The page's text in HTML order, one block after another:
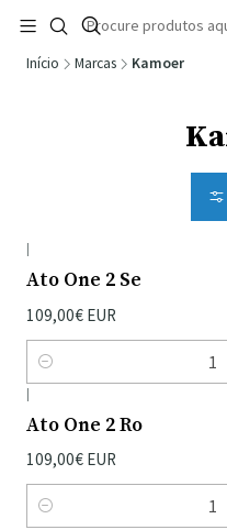
🚚 Portugal Continental: Portes
Início Marcas Kamoer
|
Ato One 2 Se
109,00€ EUR
Quantidade
|
Ato One 2 Ro
109,00€ EUR
Quantidade